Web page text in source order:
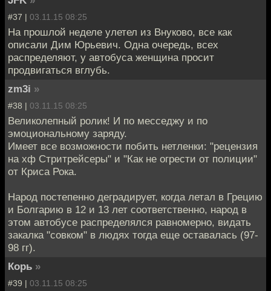
#37 | 03.11.15 08:25
На прошлой неделе улетел из Внуково, все как
описали Дим Юрьевич. Одна очередь, всех
распределяют, у автобуса женщина просит
продвигаться вглубь.
zm3i »
#38 | 03.11.15 08:25
Великолепный ролик! И по месседжу и по
эмоциональному заряду.
Имеет все возможности побить нетленки: "рецензия
на хф Стритрейсеры" и "Как не огрести от полиции"
от Криса Рока.
Народ постепенно деградирует, когда летал в Грецию
и Болгарию в 12 и 13 лет соответственно, народ в
этом автобусе распределялся равномерно, видать
закалка "совком" в людях тогда еще оставалась (97-
98 гг).
Корь »
#39 | 03.11.15 08:25